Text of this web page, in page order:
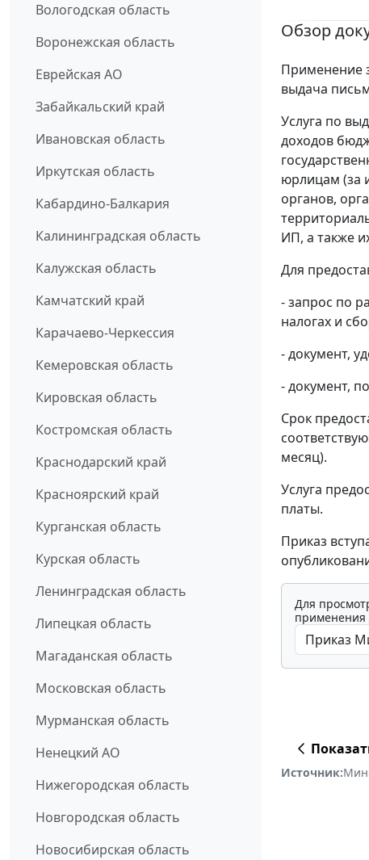
Вологодская область
Воронежская область
Еврейская АО
Забайкальский край
Ивановская область
Иркутская область
Кабардино-Балкария
Калининградская область
Калужская область
Камчатский край
Карачаево-Черкессия
Кемеровская область
Кировская область
Костромская область
Краснодарский край
Красноярский край
Курганская область
Курская область
Ленинградская область
Липецкая область
Магаданская область
Московская область
Мурманская область
Ненецкий АО
Нижегородская область
Новгородская область
Новосибирская область
Обзор
Применение
выдача
Услуга по
доходов
юрлицам (за
органов,
ИП, а также
Для
- запрос по
налогах и
- документ,
- документ,
Срок
месяц).
Услуга
платы.
Приказ
Для
применения
Источник: